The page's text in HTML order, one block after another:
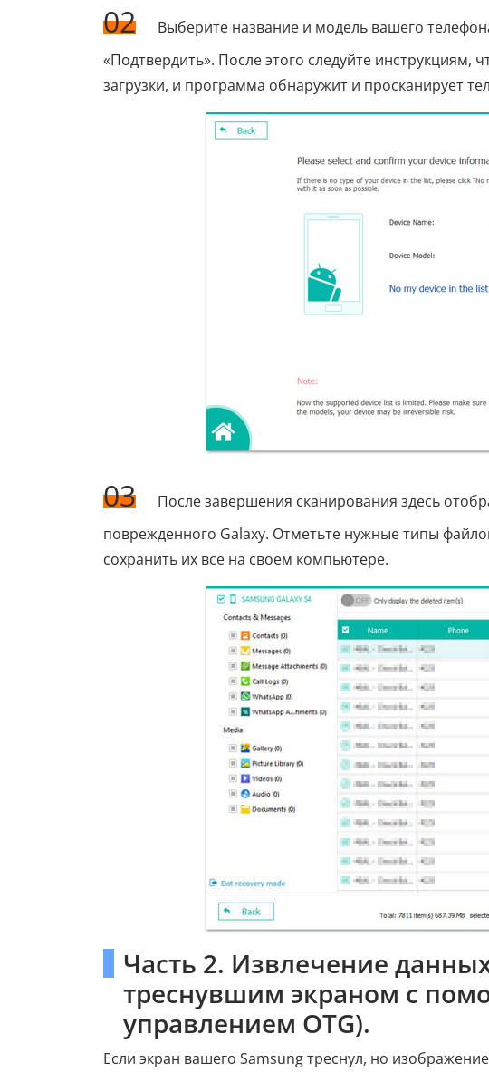
02
Выберите название и модель вашего
«Подтвердить». После этого следуйте
загрузки, и программа обнаружит и просканирует
03
После завершения сканирования здесь
поврежденного Galaxy. Отметьте нужные типы
сохранить их все на своем компьютере.
Часть 2. Извлечение
треснувшим экраном с
управлением OTG).
Если экран вашего Samsung треснул, но